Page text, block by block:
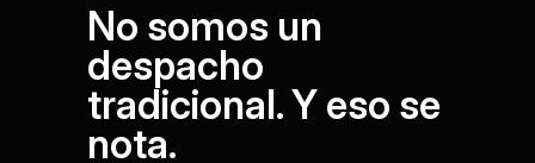
No somos un
despacho
tradicional. Y eso se
nota.